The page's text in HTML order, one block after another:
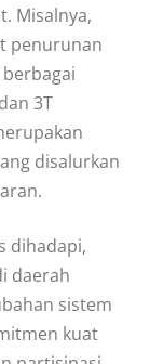
Misalnya,
penurunan
3T
disalurkan
dihadapi,
daerah
sistem
kuat